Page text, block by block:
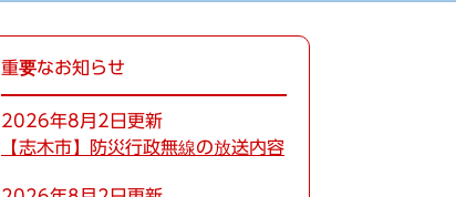
重要なお知らせ
2026年8月2日更新
【志木市】防災行政無線の放送内容